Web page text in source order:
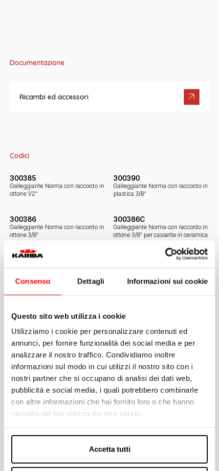
Consenso Dettagli Informazioni sui cookie
Questo sito web utilizza i cookie
Utilizziamo i cookie per personalizzare contenuti ed
annunci, per fornire funzionalità dei social media e per
analizzare il nostro traffico. Condividiamo inoltre
informazioni sul modo in cui utilizzi il nostro sito con i
nostri partner che si occupano di analisi dei dati web,
pubblicità e social media, i quali potrebbero combinarle
con altre informazioni che hai fornito loro o che hanno
raccolto dal tuo utilizzo dei loro servizi.
Accetta tutti
Documentazione
Ricambi ed accessori
Codici
300385
Galleggiante Norma con raccordo in
ottone 1/2“
300390
Galleggiante Norma con raccordo in
plastica 3/8“
300386
Galleggiante Norma con raccordo in
ottone 3/8“
300386C
Galleggiante Norma con raccordo in
ottone 3/8“ per cassette in ceramica
300082
Kit pistoncino con guarnizione a
Kit ugello con guarnizione O-Ring
Potrebbero interessarti altri
Galleggiante Norma-Plus per
NORMA-PLUS è il rubinetto galleggiante
con tecnologia brevettata KARIBALL, che
sfrutta le potenzialità meccaniche di una
sfera e le caratteristiche...
Scopri di più